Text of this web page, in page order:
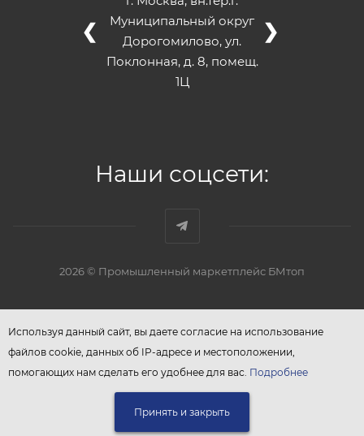
Муниципальный округ
Дорогомилово, ул.
Поклонная, д. 8, помещ.
1Ц
❮ ❯
Наши соцсети:
2026 © Промышленный маркетплейс БМтоп
Используя данный сайт, вы даете согласие на использование
файлов cookie, данных об IP-адресе и местоположении,
помогающих нам сделать его удобнее для вас. Подробнее
Принять и закрыть